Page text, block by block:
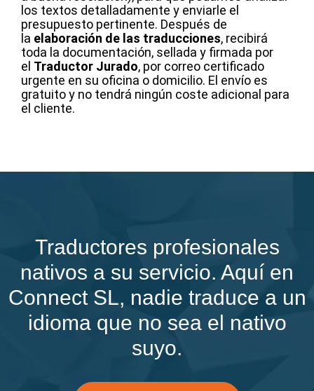
los textos detalladamente y enviarle el
presupuesto pertinente. Después de
la elaboración de las traducciones, recibirá
toda la documentación, sellada y firmada por
el Traductor Jurado, por correo certificado
urgente en su oficina o domicilio. El envío es
gratuito y no tendrá ningún coste adicional para
el cliente.
Traductores profesionales
nativos a su servicio. Aquí en
Connect SL, nadie traduce a un
idioma que no sea el nativo
suyo.